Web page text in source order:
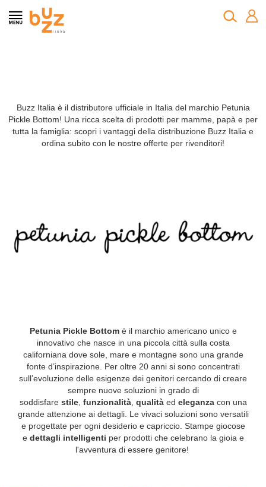
Buzz Italia è il distributore ufficiale in Italia del marchio Petunia
Pickle Bottom! Una ricca scelta di prodotti per mamme, papà e per
tutta la famiglia: scopri i vantaggi della distribuzione Buzz Italia e
ordina subito con le nostre offerte per rivenditori!
Petunia Pickle Bottomè il marchio americano unico e
innovativo che nasce in una piccola città sulla costa
californiana dove sole, mare e montagne sono una grande
fonte d’inspirazione. Per oltre 20 anni si sono concentrati
sull’evoluzione delle esigenze dei genitori cercando di creare
sempre nuove soluzioni in grado di
soddisfare stile, funzionalità, qualitàed eleganzacon una
grande attenzione ai dettagli. Le vivaci soluzioni sono versatili
e progettate per ogni desiderio e capriccio. Stampe giocose
e dettagli intelligenti per prodotti che celebrano la gioia e
l'avventura di essere genitore!